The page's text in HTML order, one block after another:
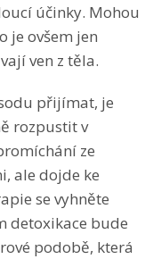
účinky. Mohou
je ovšem jen
ven z těla.
přijímat, je
rozpustit v
ze
ale dojde ke
se vyhněte
detoxikace bude
podobě, která